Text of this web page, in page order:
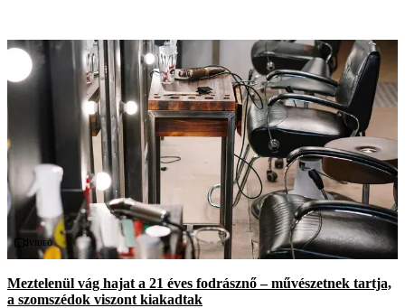
Videó
Meztelenül vág hajat a 21 éves fodrásznő – művészetnek tartja,
a szomszédok viszont kiakadtak